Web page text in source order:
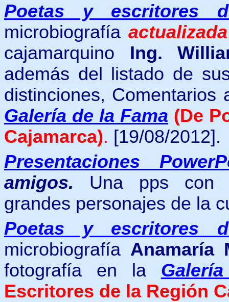
Poetas y escritores
microbiografíaactualizada
cajamarquino Ing.
además del listado de
distinciones,
Galería de la Fama (De
Cajamarca). [19/08/2012].
Presentaciones
amigos. Una pps con
grandes personajes de la
Poetas y escritores
microbiografía Anamaría
fotografía en la
Escritores de la Región